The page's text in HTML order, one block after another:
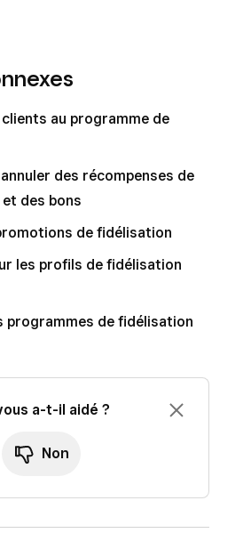
au programme de
des récompenses de
des bons
de fidélisation
les profils de fidélisation
programmes de fidélisation
a-t-il aidé ?
Non